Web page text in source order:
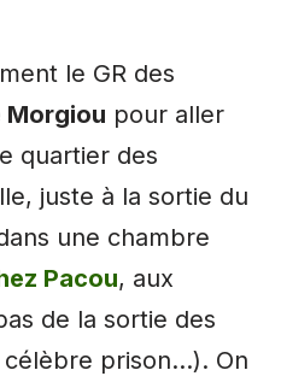
le GR des
Morgiou pour aller
quartier des
juste à la sortie du
une chambre
Pacou, aux
de la sortie des
célèbre prison…). On